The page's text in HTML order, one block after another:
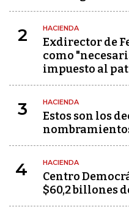
2 HACIENDA
Exdirector de
como
impuesto al
3 HACIENDA
Estos son los
4 HACIENDA
Centro
$60,2 billones